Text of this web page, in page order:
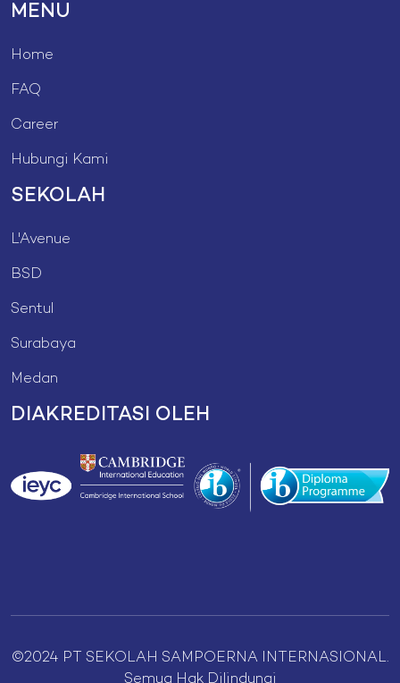
MENU
Home
FAQ
Career
Hubungi Kami
SEKOLAH
L'Avenue
BSD
Sentul
Surabaya
Medan
DIAKREDITASI OLEH
©2024 PT SEKOLAH SAMPOERNA INTERNASIONAL.
Semua Hak Dilindungi